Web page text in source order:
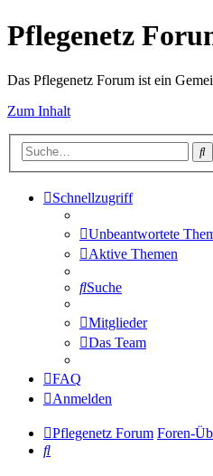
Pflegenetz
Das Pflegenetz Forum ist ein
Zum Inhalt
Schnellzugriff
Unbeantwortete
Aktive Themen
Suche
Mitglieder
Das Team
FAQ
Anmelden
Pflegenetz Forum Foren-
Suche